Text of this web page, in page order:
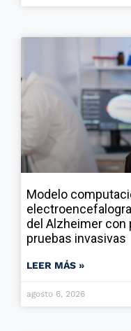
Modelo
del Alzheimer con
pruebas invasivas
LEER MÁS »
agosto 6, 2026